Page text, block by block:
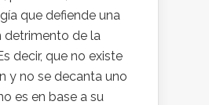
que defiende una
detrimento de la
decir, que no existe
y no se decanta uno
es en base a su